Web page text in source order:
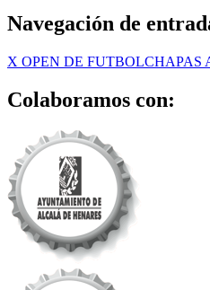
Navegación de
X OPEN DE FUTBOLCHAPAS
Colaboramos con: